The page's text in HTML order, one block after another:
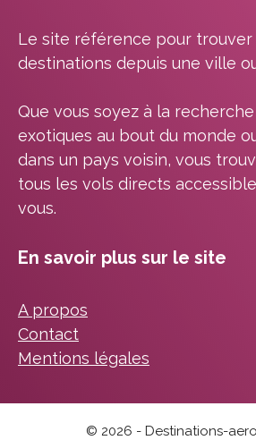
Le site référence pour
destinations depuis une ville
Que vous soyez à la
exotiques au bout du monde
dans un pays voisin, vous
tous les vols directs
vous.
En savoir plus sur le site
A propos
Contact
Mentions légales
© 2026 - Destinations-